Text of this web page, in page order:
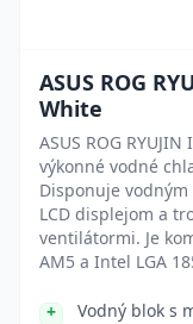
ASUS ROG
White
ASUS ROG
výkonné vodné
Disponuje
LCD displejom a
ventilátormi. Je
AM5 a Intel LGA
Vodný blok s